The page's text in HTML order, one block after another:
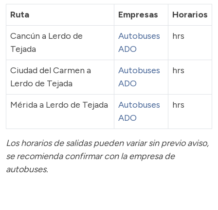
Ruta Empresas
Horarios
Cancún a Lerdo de
Tejada
Autobuses
ADO
hrs
Ciudad del Carmen a
Lerdo de Tejada
Autobuses
ADO
hrs
Mérida a Lerdo de Tejada
Autobuses
ADO
hrs
Los horarios de salidas pueden variar sin previo aviso,
se recomienda confirmar con la empresa de
autobuses.